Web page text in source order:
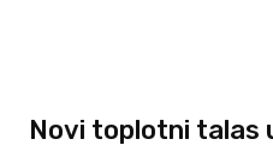
Novi toplotni talas